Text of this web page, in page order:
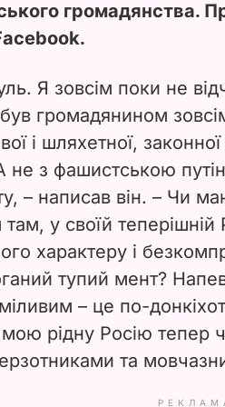
громадянства.
Я зовсім поки не
громадянином зовсім
і шляхетної,
не з фашистською
– написав він. – Чи
там, у своїй теперішній
характеру і
тупий мент?
– це по-
рідну Росію тепер
та